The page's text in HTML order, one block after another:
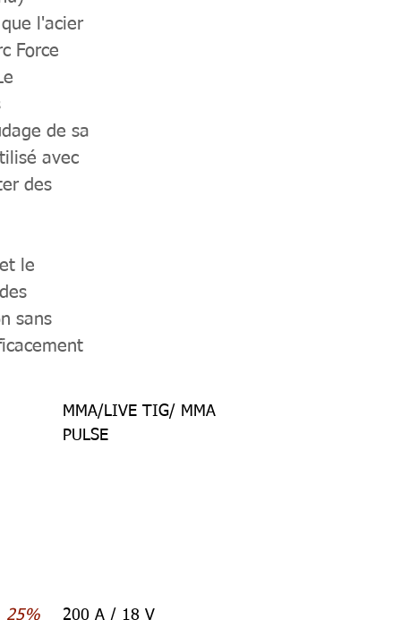
l'acier
Force
de sa
avec
des
le
sans
MMA/LIVE TIG/ MMA
PULSE
25% 200 A / 18 V